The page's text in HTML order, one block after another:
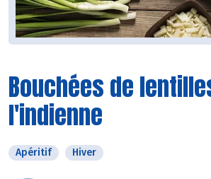
Bouchées de
l'indienne
Apéritif Hiver